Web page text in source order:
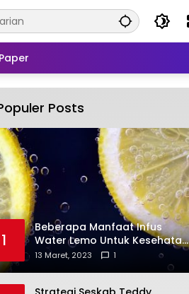
Posts
1
Beberapa Manfaat Infus
Water Lemo Untuk Kesehatan
Anda
13 Maret, 2023 1